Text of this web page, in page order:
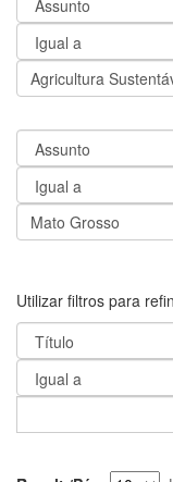
Utilizar filtros para